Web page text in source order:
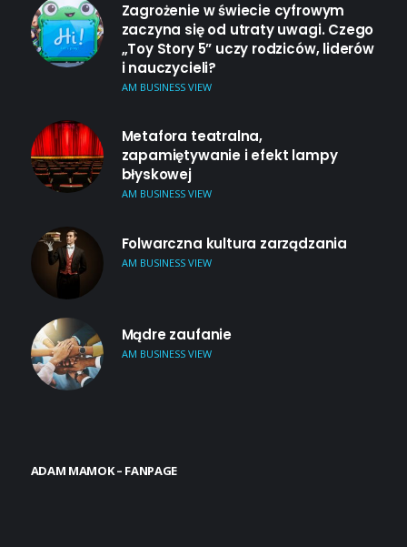
Zagrożenie w świecie cyfrowym
zaczyna się od utraty uwagi. Czego
„Toy Story 5” uczy rodziców, liderów
i nauczycieli?
AM BUSINESS VIEW
Metafora teatralna,
zapamiętywanie i efekt lampy
błyskowej
AM BUSINESS VIEW
Folwarczna kultura zarządzania
AM BUSINESS VIEW
Mądre zaufanie
AM BUSINESS VIEW
ADAM MAMOK – FANPAGE